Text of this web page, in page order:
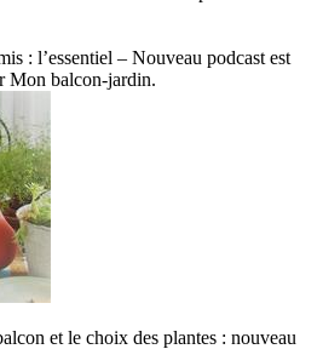
: l’essentiel – Nouveau podcast est
Mon balcon-jardin.
et le choix des plantes : nouveau